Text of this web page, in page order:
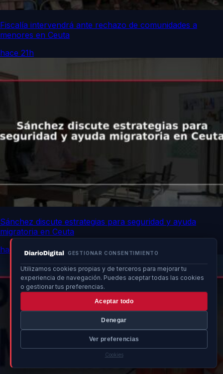
GESTIONAR CONSENTIMIENTO
Utilizamos cookies propias y de terceros para mejorar tu
experiencia de navegación. Puedes aceptar todas las cookies
o gestionar tus preferencias.
Aceptar todo
Denegar
Ver preferencias
Cookies
Fiscalía intervendrá ante rechazo de comunidades a
menores en Ceuta
hace 21h
Sánchez discute estrategias para seguridad y ayuda
migratoria en Ceuta
hace 21h